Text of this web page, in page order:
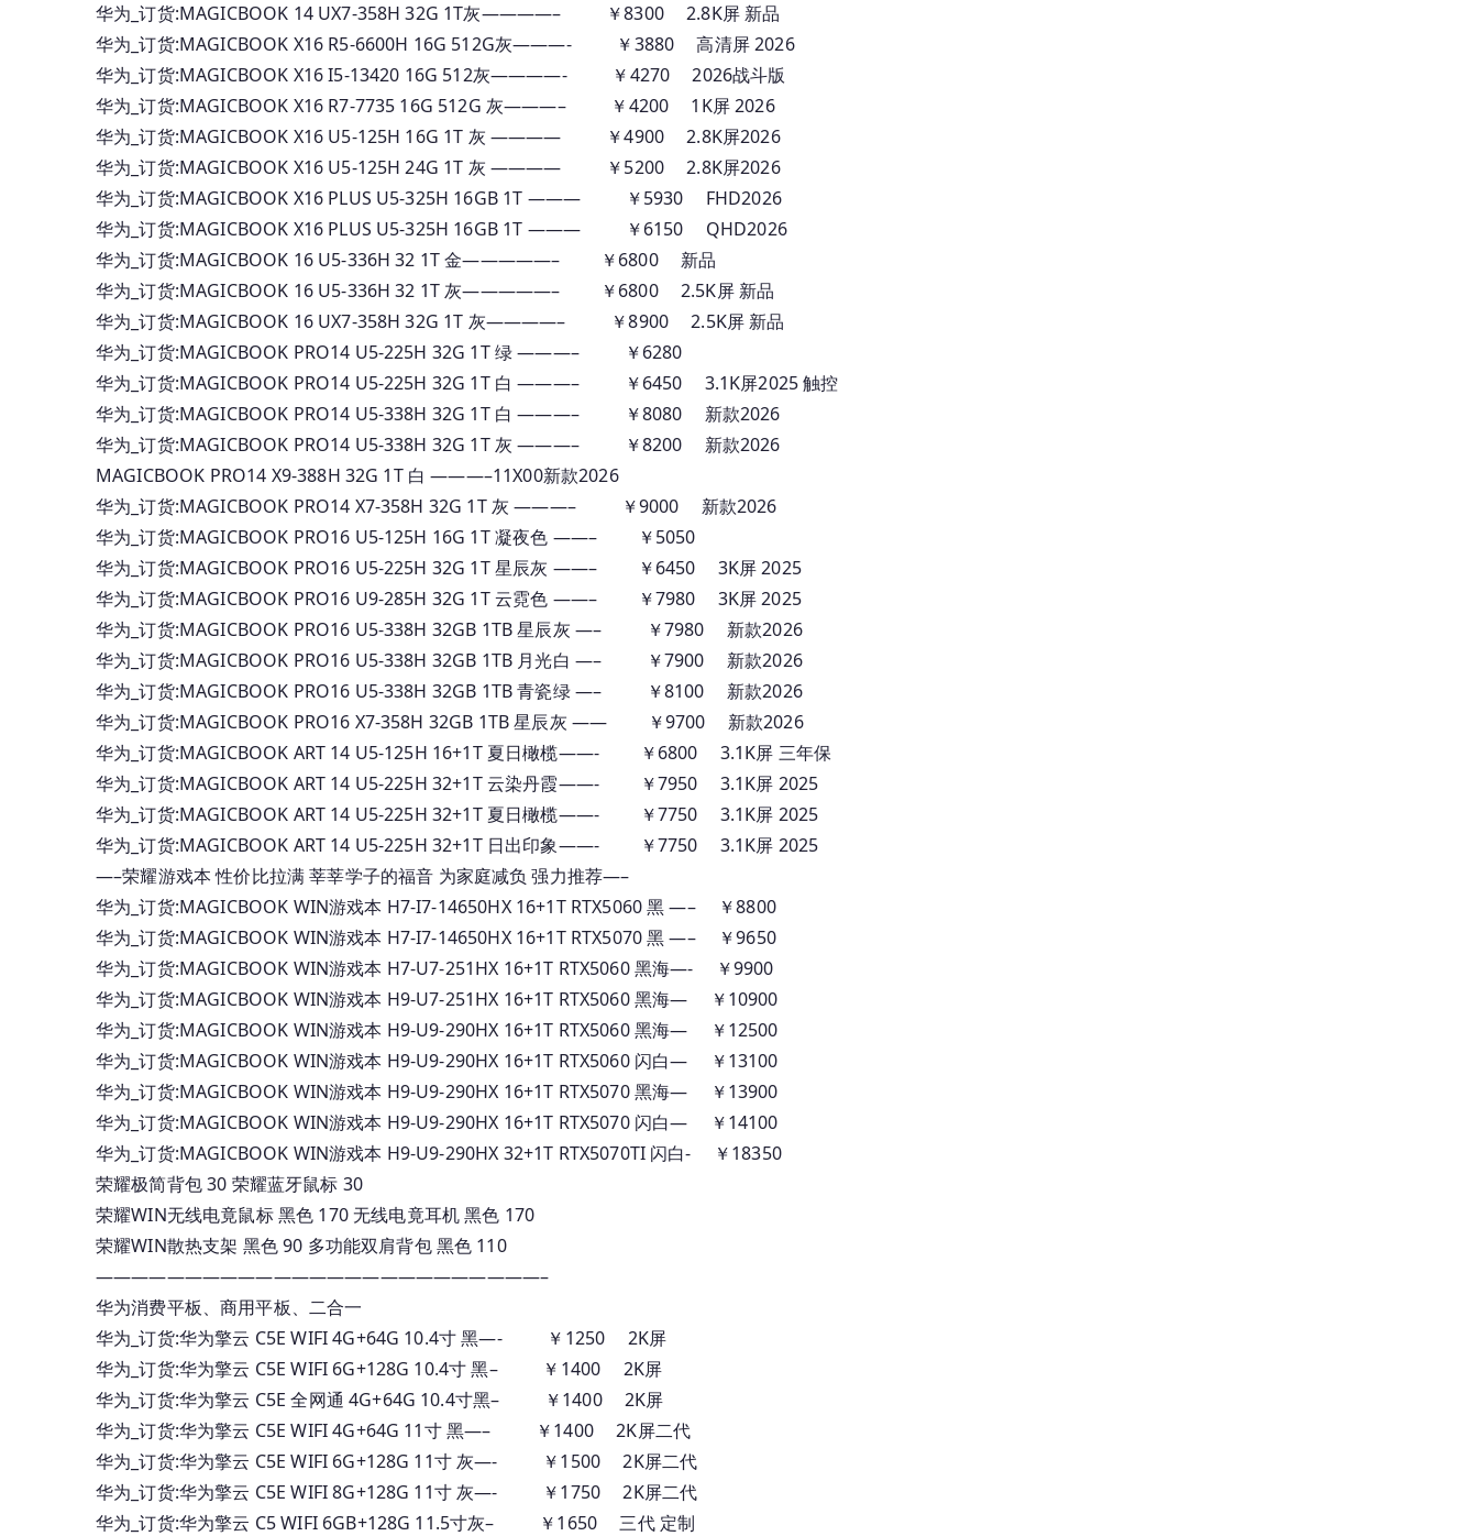
华为_订货:MAGICBOOK 14 UX7-358H 32G 1T灰————– ￥8300 2.8K屏 新品
华为_订货:MAGICBOOK X16 R5-6600H 16G 512G灰———- ￥3880 高清屏 2026
华为_订货:MAGICBOOK X16 I5-13420 16G 512灰————- ￥4270 2026战斗版
华为_订货:MAGICBOOK X16 R7-7735 16G 512G 灰———– ￥4200 1K屏 2026
华为_订货:MAGICBOOK X16 U5-125H 16G 1T 灰 ———— ￥4900 2.8K屏2026
华为_订货:MAGICBOOK X16 U5-125H 24G 1T 灰 ———— ￥5200 2.8K屏2026
华为_订货:MAGICBOOK X16 PLUS U5-325H 16GB 1T ——— ￥5930 FHD2026
华为_订货:MAGICBOOK X16 PLUS U5-325H 16GB 1T ——— ￥6150 QHD2026
华为_订货:MAGICBOOK 16 U5-336H 32 1T 金—————– ￥6800 新品
华为_订货:MAGICBOOK 16 U5-336H 32 1T 灰—————– ￥6800 2.5K屏 新品
华为_订货:MAGICBOOK 16 UX7-358H 32G 1T 灰————– ￥8900 2.5K屏 新品
华为_订货:MAGICBOOK PRO14 U5-225H 32G 1T 绿 ———– ￥6280
华为_订货:MAGICBOOK PRO14 U5-225H 32G 1T 白 ———– ￥6450 3.1K屏2025 触控
华为_订货:MAGICBOOK PRO14 U5-338H 32G 1T 白 ———– ￥8080 新款2026
华为_订货:MAGICBOOK PRO14 U5-338H 32G 1T 灰 ———– ￥8200 新款2026
MAGICBOOK PRO14 X9-388H 32G 1T 白 ———–11X00新款2026
华为_订货:MAGICBOOK PRO14 X7-358H 32G 1T 灰 ———– ￥9000 新款2026
华为_订货:MAGICBOOK PRO16 U5-125H 16G 1T 凝夜色 ——– ￥5050
华为_订货:MAGICBOOK PRO16 U5-225H 32G 1T 星辰灰 ——– ￥6450 3K屏 2025
华为_订货:MAGICBOOK PRO16 U9-285H 32G 1T 云霓色 ——– ￥7980 3K屏 2025
华为_订货:MAGICBOOK PRO16 U5-338H 32GB 1TB 星辰灰 —– ￥7980 新款2026
华为_订货:MAGICBOOK PRO16 U5-338H 32GB 1TB 月光白 —– ￥7900 新款2026
华为_订货:MAGICBOOK PRO16 U5-338H 32GB 1TB 青瓷绿 —– ￥8100 新款2026
华为_订货:MAGICBOOK PRO16 X7-358H 32GB 1TB 星辰灰 —— ￥9700 新款2026
华为_订货:MAGICBOOK ART 14 U5-125H 16+1T 夏日橄榄——- ￥6800 3.1K屏 三年保
华为_订货:MAGICBOOK ART 14 U5-225H 32+1T 云染丹霞——- ￥7950 3.1K屏 2025
华为_订货:MAGICBOOK ART 14 U5-225H 32+1T 夏日橄榄——- ￥7750 3.1K屏 2025
华为_订货:MAGICBOOK ART 14 U5-225H 32+1T 日出印象——- ￥7750 3.1K屏 2025
—–荣耀游戏本 性价比拉满 莘莘学子的福音 为家庭减负 强力推荐—–
华为_订货:MAGICBOOK WIN游戏本 H7-I7-14650HX 16+1T RTX5060 黑 —– ￥8800
华为_订货:MAGICBOOK WIN游戏本 H7-I7-14650HX 16+1T RTX5070 黑 —– ￥9650
华为_订货:MAGICBOOK WIN游戏本 H7-U7-251HX 16+1T RTX5060 黑海—- ￥9900
华为_订货:MAGICBOOK WIN游戏本 H9-U7-251HX 16+1T RTX5060 黑海— ￥10900
华为_订货:MAGICBOOK WIN游戏本 H9-U9-290HX 16+1T RTX5060 黑海— ￥12500
华为_订货:MAGICBOOK WIN游戏本 H9-U9-290HX 16+1T RTX5060 闪白— ￥13100
华为_订货:MAGICBOOK WIN游戏本 H9-U9-290HX 16+1T RTX5070 黑海— ￥13900
华为_订货:MAGICBOOK WIN游戏本 H9-U9-290HX 16+1T RTX5070 闪白— ￥14100
华为_订货:MAGICBOOK WIN游戏本 H9-U9-290HX 32+1T RTX5070TI 闪白- ￥18350
荣耀极简背包 30 荣耀蓝牙鼠标 30
荣耀WIN无线电竟鼠标 黑色 170 无线电竟耳机 黑色 170
荣耀WIN散热支架 黑色 90 多功能双肩背包 黑色 110
—————————————————————————–
华为消费平板、商用平板、二合一
华为_订货:华为擎云 C5E WIFI 4G+64G 10.4寸 黑—- ￥1250 2K屏
华为_订货:华为擎云 C5E WIFI 6G+128G 10.4寸 黑– ￥1400 2K屏
华为_订货:华为擎云 C5E 全网通 4G+64G 10.4寸黑– ￥1400 2K屏
华为_订货:华为擎云 C5E WIFI 4G+64G 11寸 黑—– ￥1400 2K屏二代
华为_订货:华为擎云 C5E WIFI 6G+128G 11寸 灰—- ￥1500 2K屏二代
华为_订货:华为擎云 C5E WIFI 8G+128G 11寸 灰—- ￥1750 2K屏二代
华为_订货:华为擎云 C5 WIFI 6GB+128G 11.5寸灰– ￥1650 三代 定制